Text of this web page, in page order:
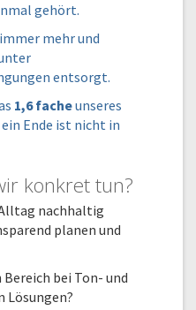
gehört.
mehr und
entsorgt.
1,6 facheunseres
Ende ist nicht in
konkret tun?
nachhaltig
planen und
bei Ton- und
Lösungen?